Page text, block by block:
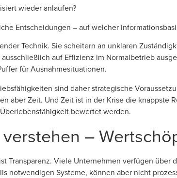
wieder anlaufen?
Entscheidungen – auf welcher
Technik. Sie scheitern an unklaren
auf Effizienz im Normalbetrieb
für Ausnahmesituationen.
sind daher strategische
aber Zeit. Und Zeit ist in der Krise die knappste
bewertet werden.
–
Transparenz. Viele Unternehmen verfügen über
notwendigen Systeme, können aber nicht